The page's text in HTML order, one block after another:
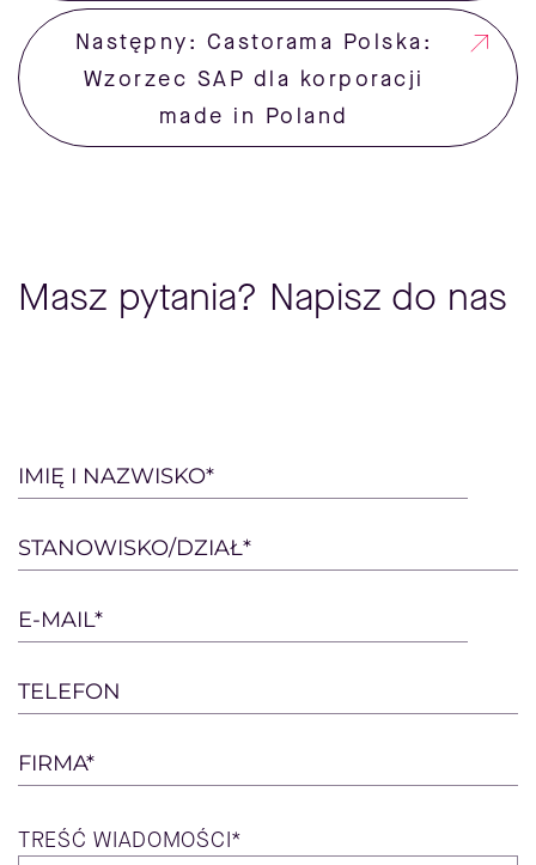
Następny: Castorama Polska:
Wzorzec SAP dla korporacji
made in Poland
Masz pytania? Napisz do nas
Please
this
field
empty.
IMIĘ I NAZWISKO*
STANOWISKO/DZIAŁ*
E-MAIL*
TELEFON
FIRMA*
TREŚĆ WIADOMOŚCI*